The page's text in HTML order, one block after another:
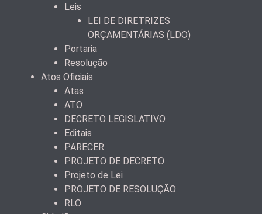
Leis
LEI DE DIRETRIZES
ORÇAMENTÁRIAS (LDO)
Portaria
Resolução
Atos Oficiais
Atas
ATO
DECRETO LEGISLATIVO
Editais
PARECER
PROJETO DE DECRETO
Projeto de Lei
PROJETO DE RESOLUÇÃO
RLO